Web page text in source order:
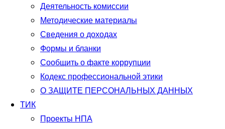
Деятельность комиссии
Методические материалы
Сведения о доходах
Формы и бланки
Сообщить о факте коррупции
Кодекс профессиональной этики
О ЗАЩИТЕ ПЕРСОНАЛЬНЫХ ДАННЫХ
ТИК
Проекты НПА